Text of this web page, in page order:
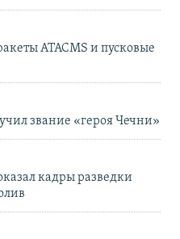
ATACMS и пусковые
звание «героя Чечни»
кадры разведки